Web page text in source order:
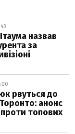
назвав
за
рвуться до
анонс
проти топових